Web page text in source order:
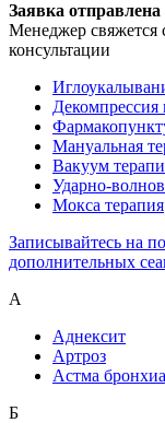
Заявка отправлена
Менеджер свяжется
консультации
Декомпрессия
Мануальная
Вакуум
Ударно-
Мокса терапия
Записывайтесь на
дополнительных
А
Аднексит
Артроз
Астма
Б